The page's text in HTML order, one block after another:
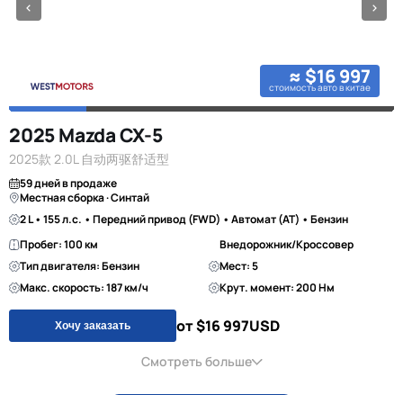
≈ $16 997
стоимость авто в китае
2025 Mazda CX-5
2025款 2.0L 自动两驱舒适型
59 дней в продаже
Местная сборка · Синтай
2 L • 155 л.с. • Передний привод (FWD) • Автомат (AT) • Бензин
Пробег: 100 км
Внедорожник/Кроссовер
Тип двигателя: Бензин
Мест: 5
Макс. скорость: 187 км/ч
Крут. момент: 200 Нм
Хочу заказать от $16 997USD
Смотреть больше